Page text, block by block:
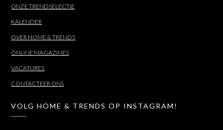
ONZE TRENDSELECTIE
KALENDER
OVER HOME & TRENDS
ONLINE MAGAZINES
VACATURES
CONTACTEER ONS
VOLG HOME & TRENDS OP INSTAGRAM!